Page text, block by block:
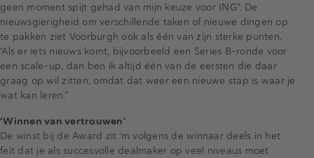
geen moment spijt gehad van mijn keuze voor ING”. De
nieuwsgierigheid om verschillende taken of nieuwe dingen op
te pakken ziet Voorburgh ook als één van zijn sterke punten.
‘Als er iets nieuws komt, bijvoorbeeld een Series B-ronde voor
een scale-up, dan ben ik altijd één van de eersten die daar
graag op wil zitten, omdat dat weer een nieuwe stap is waar je
wat kan leren.”
‘Winnen van vertrouwen’
De winst bij de Award zit ‘m volgens de winnaar deels in het
feit dat je als succesvolle dealmaker op veel niveaus moet